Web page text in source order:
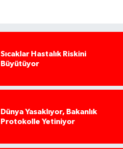
Sıcaklar Hastalık Riskini
Büyütüyor
Dünya Yasaklıyor, Bakanlık
Protokolle Yetiniyor